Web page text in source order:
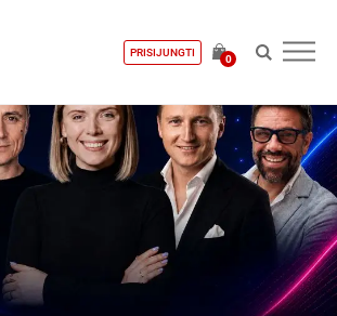
PRISIJUNGTI
0